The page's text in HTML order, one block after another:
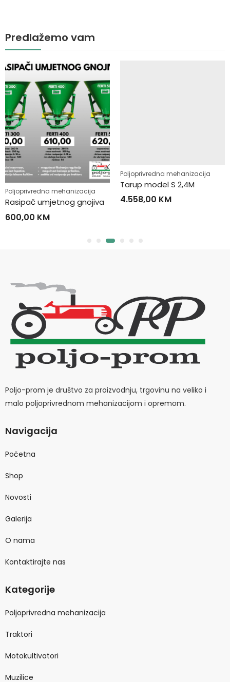
Predlažemo vam
Poljoprivredna mehanizacija
Rasipač umjetnog gnojiva
600,00 KM
Poljoprivredna mehanizacija
Tarup model S 2,4M
4.558,00 KM
Poljo-prom je društvo za proizvodnju, trgovinu na veliko i
malo poljoprivrednom mehanizacijom i opremom.
Navigacija
Početna
Shop
Novosti
Galerija
O nama
Kontaktirajte nas
Kategorije
Poljoprivredna mehanizacija
Traktori
Motokultivatori
Muzilice